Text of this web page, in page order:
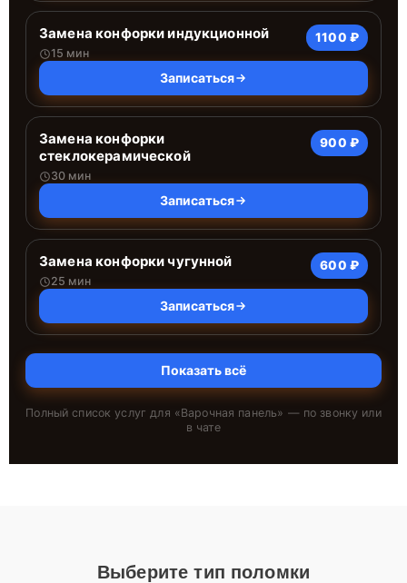
Замена конфорки индукционной
15 мин
1100 ₽
Записаться
Замена конфорки
стеклокерамической
30 мин
900 ₽
Записаться
Замена конфорки чугунной
25 мин
600 ₽
Записаться
Показать всё
Полный список услуг для «Варочная панель» — по звонку или
в чате
Выберите тип поломки